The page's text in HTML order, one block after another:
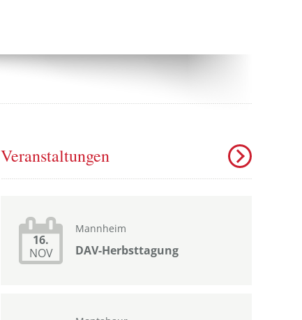
Veranstaltungen
16.
NOV
Mannheim
DAV-Herbsttagung